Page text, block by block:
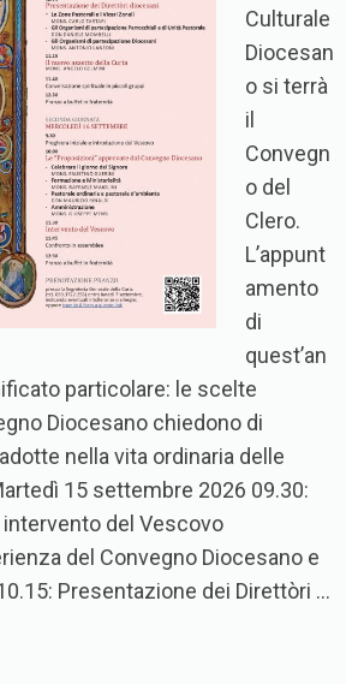
Culturale
Diocesan
o si terrà
il
Convegn
o del
Clero.
L’appunt
amento
di
quest’an
particolare: le scelte
Diocesano chiedono di
nella vita ordinaria delle
15 settembre 2026 09.30:
del Vescovo
del Convegno Diocesano e
Presentazione dei Direttòri …